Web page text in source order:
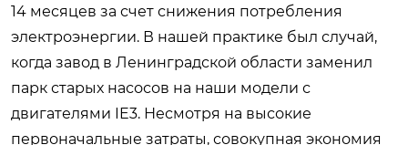
14 месяцев за счет снижения потребления
электроэнергии. В нашей практике был случай,
когда завод в Ленинградской области заменил
парк старых насосов на наши модели с
двигателями IE3. Несмотря на высокие
первоначальные затраты, совокупная экономия